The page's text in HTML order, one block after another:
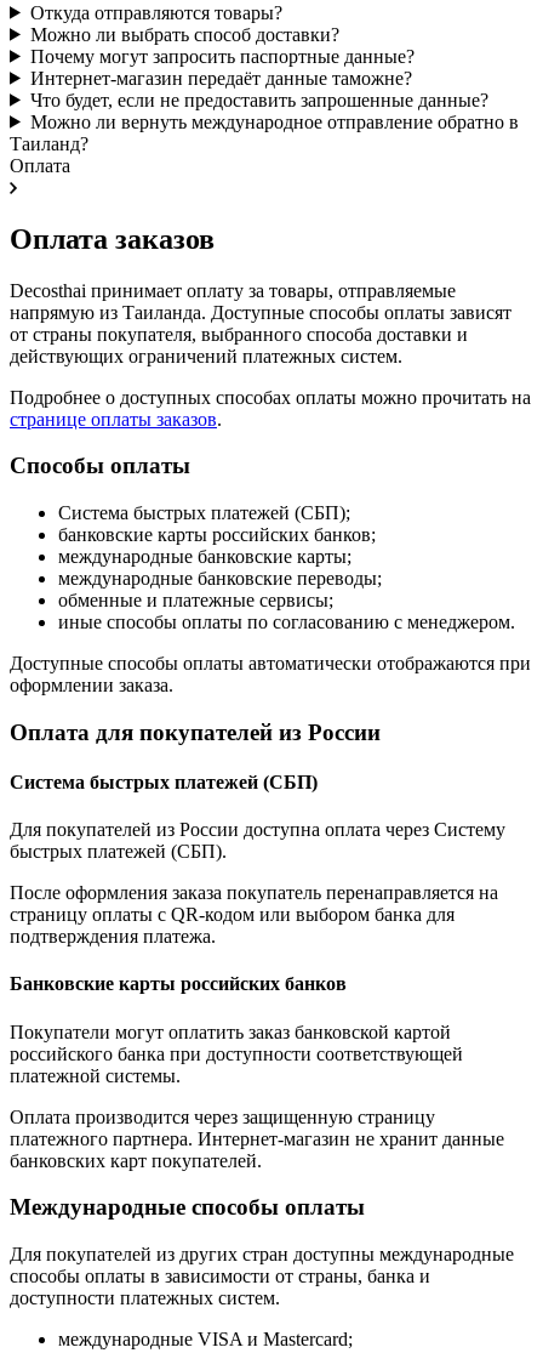
Откуда отправляются товары?
Можно ли выбрать способ доставки?
Почему могут запросить паспортные данные?
Интернет-магазин передаёт данные таможне?
Что будет, если не предоставить запрошенные данные?
Можно ли вернуть международное отправление обратно в
Таиланд?
Оплата
Оплата заказов
Decosthai принимает оплату за товары, отправляемые
напрямую из Таиланда. Доступные способы оплаты зависят
от страны покупателя, выбранного способа доставки и
действующих ограничений платежных систем.
Подробнее о доступных способах оплаты можно прочитать на
странице оплаты заказов.
Способы оплаты
Система быстрых платежей (СБП);
банковские карты российских банков;
международные банковские карты;
международные банковские переводы;
обменные и платежные сервисы;
иные способы оплаты по согласованию с менеджером.
Доступные способы оплаты автоматически отображаются при
оформлении заказа.
Оплата для покупателей из России
Система быстрых платежей (СБП)
Для покупателей из России доступна оплата через Систему
быстрых платежей (СБП).
После оформления заказа покупатель перенаправляется на
страницу оплаты с QR-кодом или выбором банка для
подтверждения платежа.
Банковские карты российских банков
Покупатели могут оплатить заказ банковской картой
российского банка при доступности соответствующей
платежной системы.
Оплата производится через защищенную страницу
платежного партнера. Интернет-магазин не хранит данные
банковских карт покупателей.
Международные способы оплаты
Для покупателей из других стран доступны международные
способы оплаты в зависимости от страны, банка и
доступности платежных систем.
международные VISA и Mastercard;